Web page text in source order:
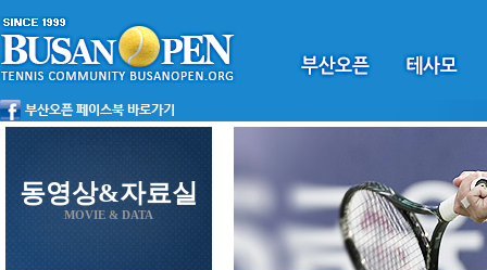
동영상&자료실
MOVIE & DATA